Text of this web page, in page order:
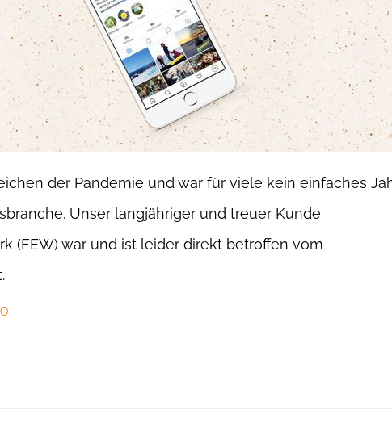
der Pandemie und war für viele kein einfaches
Unser langjähriger und treuer Kunde
(FEW) war und ist leider direkt betroffen vom